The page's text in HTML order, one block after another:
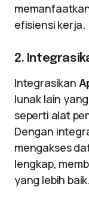
efisiensi kerja.
2.
Integrasikan
lunak lain
seperti alat
Dengan
mengakses
lengkap,
yang lebih baik.